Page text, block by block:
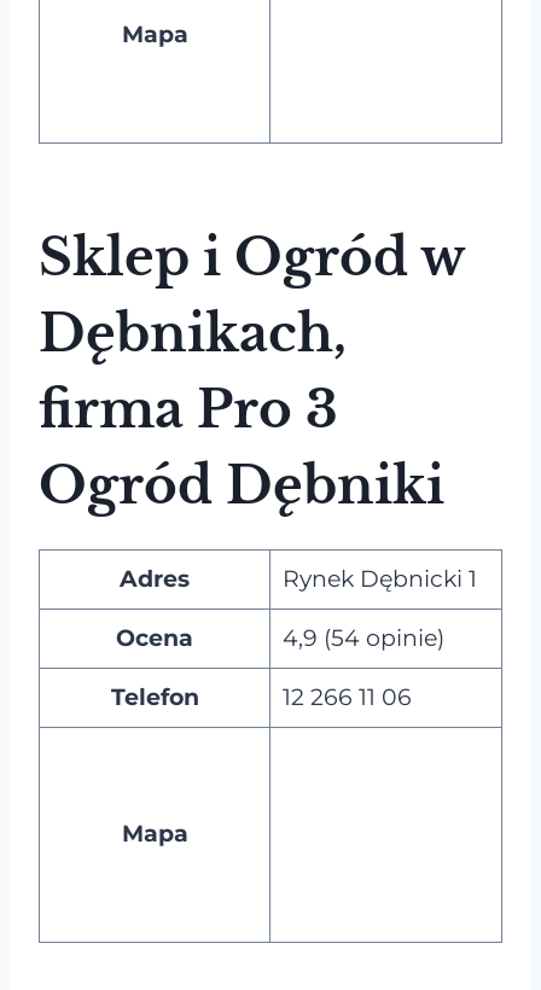
Mapa
Sklep i Ogród w
Dębnikach,
firma Pro 3
Ogród Dębniki
Adres Rynek Dębnicki 1
Ocena 4,9 (54 opinie)
Telefon 12 266 11 06
Mapa